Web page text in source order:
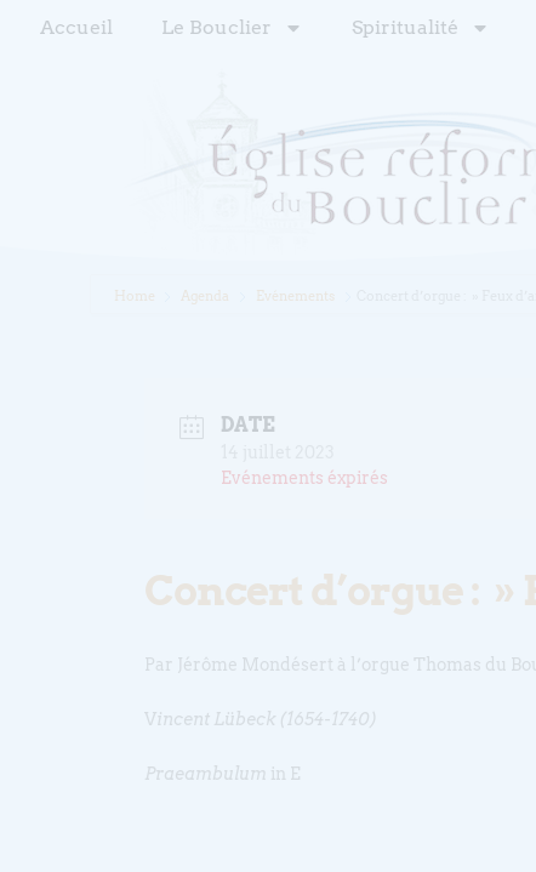
Accueil Le Bouclier Spiritualité
Home Agenda Evénements
DATE
Evénements éxpirés
Concert d’orgue : »
Par Jérôme Mondésert à l’orgue Thomas du
Vincent Lübeck (1654-1740)
Praeambulum in E